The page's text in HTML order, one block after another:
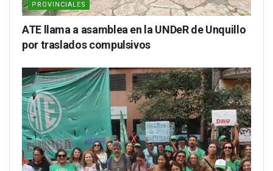
PROVINCIALES
ATE llama a asamblea en la UNDeR de Unquillo
por traslados compulsivos